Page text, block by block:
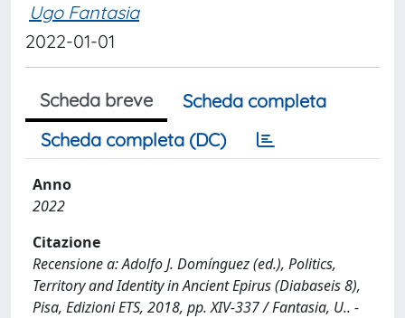
Ugo Fantasia
2022-01-01
Scheda breve
Scheda completa
Scheda completa (DC)
Anno
2022
Citazione
Recensione a: Adolfo J. Domínguez (ed.), Politics,
Territory and Identity in Ancient Epirus (Diabaseis 8),
Pisa, Edizioni ETS, 2018, pp. XIV-337 / Fantasia, U.. -